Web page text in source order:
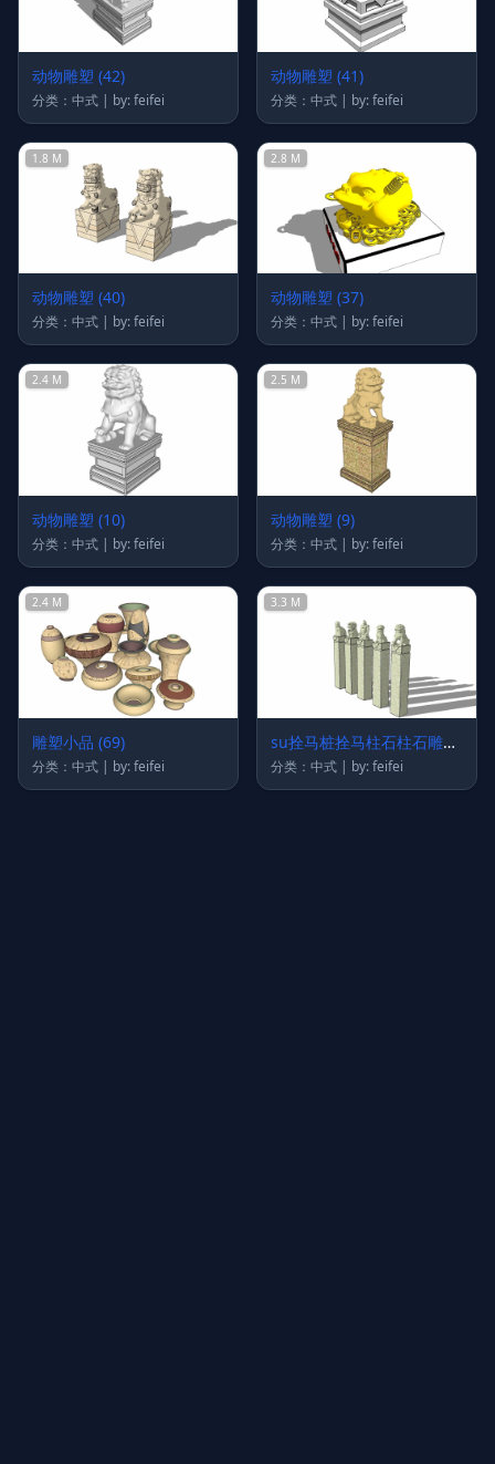
动物雕塑 (42)
分类：中式 | by: feifei
动物雕塑 (41)
分类：中式 | by: feifei
1.8 M
动物雕塑 (40)
分类：中式 | by: feifei
2.8 M
动物雕塑 (37)
分类：中式 | by: feifei
2.4 M
动物雕塑 (10)
分类：中式 | by: feifei
2.5 M
动物雕塑 (9)
分类：中式 | by: feifei
2.4 M
雕塑小品 (69)
分类：中式 | by: feifei
3.3 M
su拴马桩拴马柱石柱石雕像
模型小品sketchup中式古代
大理石拴马桩
分类：中式 | by: feifei